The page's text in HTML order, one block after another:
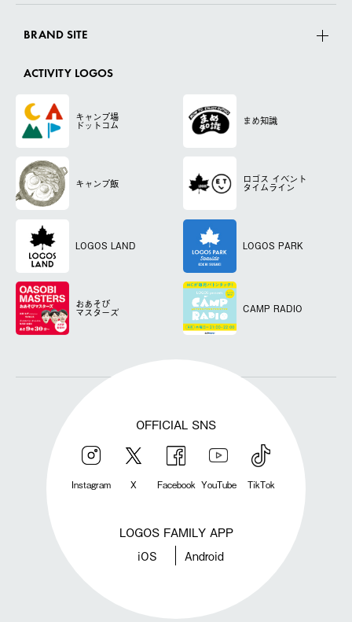
BRAND SITE
ACTIVITY LOGOS
キャンプ場
ドットコム まめ知識
キャンプ飯 ロゴス イベント
タイムライン
LOGOS LAND LOGOS PARK
おあそび
マスターズ CAMP RADIO
OFFICIAL SNS
Instagram X Facebook YouTube TikTok
LOGOS FAMILY APP
iOS Android